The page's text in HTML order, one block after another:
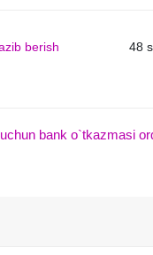
berish 48
bank o`tkazmasi